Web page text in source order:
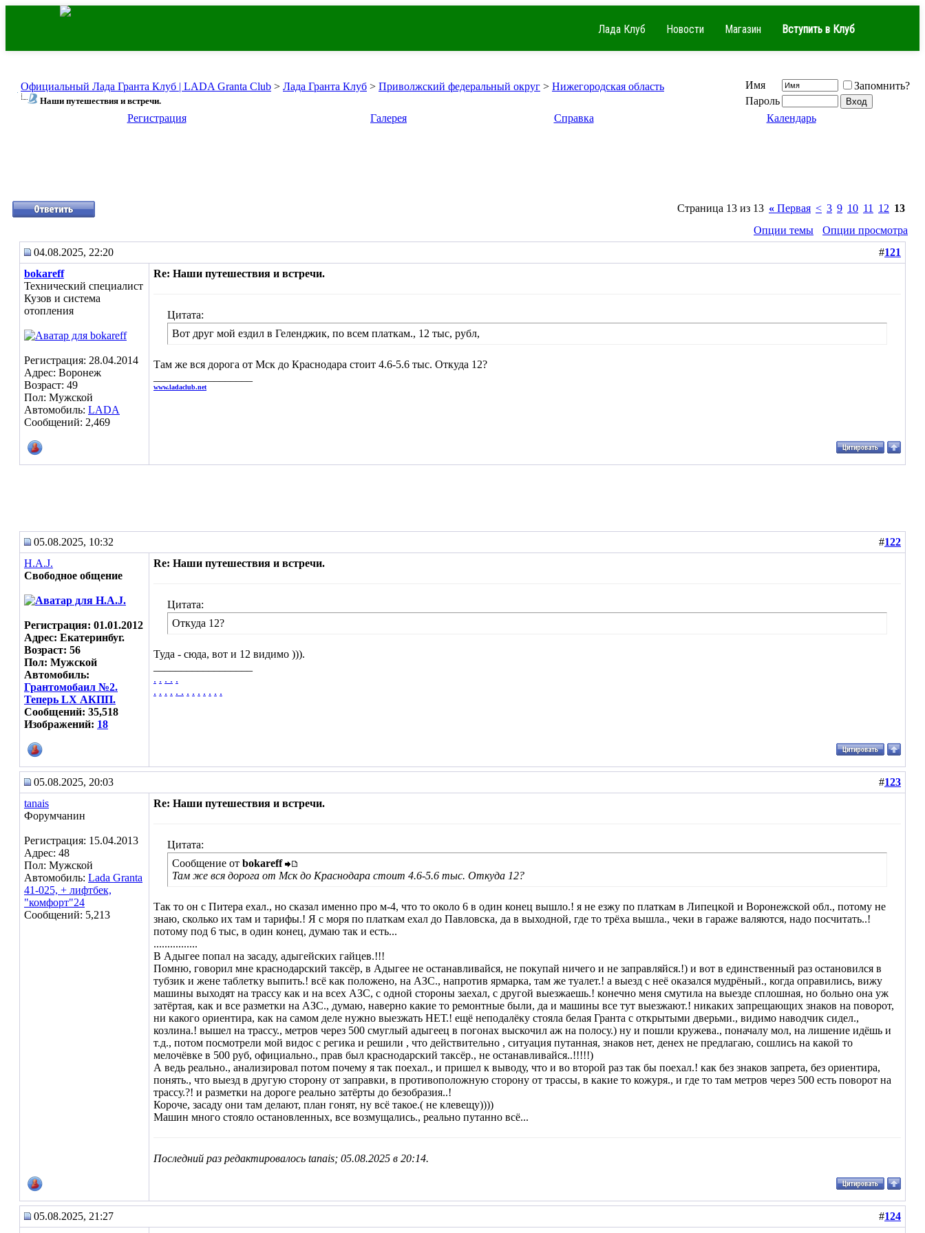
Лада Клуб Новости Магазин Вступить в Клуб
Официальный Лада Гранта Клуб | LADA Granta Club > Лада Гранта Клуб > Приволжский федеральный округ > Нижегородская область
Наши путешествия и встречи.
Имя
Запомнить?
Пароль
Регистрация
Галерея Справка Календарь
Страница 13 из 13 « Первая < 3 9 10 11 12 13
Опции темы
Опции просмотра
04.08.2025, 22:20
#121
bokareff
Технический специалист
Кузов и система
отопления
Регистрация: 28.04.2014
Адрес: Воронеж
Возраст: 49
Пол: Мужской
Автомобиль: LADA
Сообщений: 2,469
Re: Наши путешествия и встречи.
Цитата:
Вот друг мой ездил в Геленджик, по всем платкам., 12 тыс, рубл,
Там же вся дорога от Мск до Краснодара стоит 4.6-5.6 тыс. Откуда 12?
www.ladaclub.net
05.08.2025, 10:32 #122
H.A.J.
Свободное общение
Регистрация: 01.01.2012
Адрес: Екатеринбуг.
Возраст: 56
Пол: Мужской
Автомобиль:
Грантомобаил №2.
Теперь LX АКПП.
Сообщений: 35,518
Изображений: 18
Re: Наши путешествия и встречи.
Цитата:
Откуда 12?
Туда - сюда, вот и 12 видимо ))).
. . . . .
. . . . . . . . . . . . .
05.08.2025, 20:03 #123
tanais
Форумчанин
Регистрация: 15.04.2013
Адрес: 48
Пол: Мужской
Автомобиль: Lada Granta
41-025, + лифтбек,
"комфорт"24
Сообщений: 5,213
Re: Наши путешествия и встречи.
Цитата:
Сообщение от bokareff
Там же вся дорога от Мск до Краснодара стоит 4.6-5.6 тыс. Откуда 12?
Так то он с Питера ехал., но сказал именно про м-4, что то около 6 в один конец вышло.! я не езжу по платкам в Липецкой и Воронежской обл., потому не
знаю, сколько их там и тарифы.! Я с моря по платкам ехал до Павловска, да в выходной, где то трёха вышла., чеки в гараже валяются, надо посчитать..!
потому под 6 тыс, в один конец, думаю так и есть...
................
В Адыгее попал на засаду, адыгейских гайцев.!!!
Помню, говорил мне краснодарский таксёр, в Адыгее не останавливайся, не покупай ничего и не заправляйся.!) и вот в единственный раз остановился в
тубзик и жене таблетку выпить.! всё как положено, на АЗС., напротив ярмарка, там же туалет.! а выезд с неё оказался мудрёный., когда оправились, вижу
машины выходят на трассу как и на всех АЗС, с одной стороны заехал, с другой выезжаешь.! конечно меня смутила на выезде сплошная, но больно она уж
затёртая, как и все разметки на АЗС., думаю, наверно какие то ремонтные были, да и машины все тут выезжают.! никаких запрещающих знаков на поворот,
ни какого ориентира, как на самом деле нужно выезжать НЕТ.! ещё неподалёку стояла белая Гранта с открытыми дверьми., видимо наводчик сидел.,
козлина.! вышел на трассу., метров через 500 смуглый адыгеец в погонах выскочил аж на полосу.) ну и пошли кружева., поначалу мол, на лишение идёшь и
т.д., потом посмотрели мой видос с регика и решили , что действительно , ситуация путанная, знаков нет, денех не предлагаю, сошлись на какой то
мелочёвке в 500 руб, официально., прав был краснодарский таксёр., не останавливайся..!!!!!)
А ведь реально., анализировал потом почему я так поехал., и пришел к выводу, что и во второй раз так бы поехал.! как без знаков запрета, без ориентира,
понять., что выезд в другую сторону от заправки, в противоположную сторону от трассы, в какие то кожуря., и где то там метров через 500 есть поворот на
трассу.?! и разметки на дороге реально затёрты до безобразия..!
Короче, засаду они там делают, план гонят, ну всё такое.( не клевещу))))
Машин много стояло остановленных, все возмущались., реально путанно всё...
Последний раз редактировалось tanais; 05.08.2025 в 20:14.
05.08.2025, 21:27 #124